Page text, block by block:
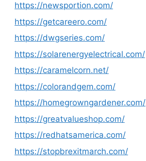
https://newsportion.com/
https://getcareero.com/
https://dwgseries.com/
https://solarenergyelectrical.com/
https://caramelcorn.net/
https://colorandgem.com/
https://homegrowngardener.com/
https://greatvalueshop.com/
https://redhatsamerica.com/
https://stopbrexitmarch.com/